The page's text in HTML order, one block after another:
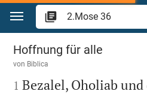
Zum Inhalt springen
2.Mose 36
Hoffnung für alle
von Biblica

1 Bezalel, Oholiab und